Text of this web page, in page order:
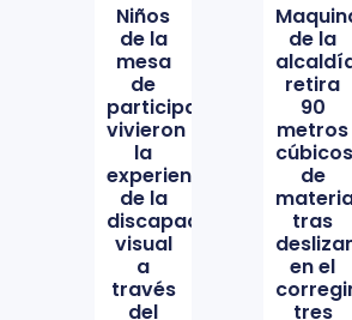
Niños
de la
mesa
de
participación
vivieron
la
experiencia
de la
discapacidad
visual
a
través
del
de la
retira
90
metros
cúbicos
de
tras
en el
tres